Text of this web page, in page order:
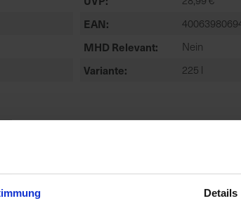
Details
EAN
MHD Relevant Nein
Variante 225 l